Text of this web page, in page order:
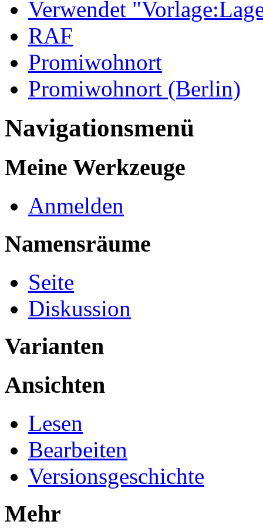
Verwendet
RAF
Promiwohnort
Promiwohnort (Berlin)
Navigationsmenü
Meine Werkzeuge
Anmelden
Namensräume
Seite
Diskussion
Varianten
Ansichten
Lesen
Bearbeiten
Versionsgeschichte
Mehr